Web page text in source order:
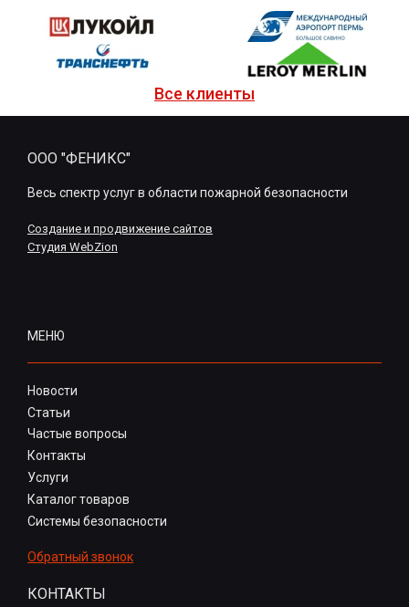
Все клиенты
ООО "ФЕНИКС"
Весь спектр услуг в области пожарной безопасности
Создание и продвижение сайтов
Студия WebZion
МЕНЮ
Новости
Статьи
Частые вопросы
Контакты
Услуги
Каталог товаров
Системы безопасности
Обратный звонок
КОНТАКТЫ